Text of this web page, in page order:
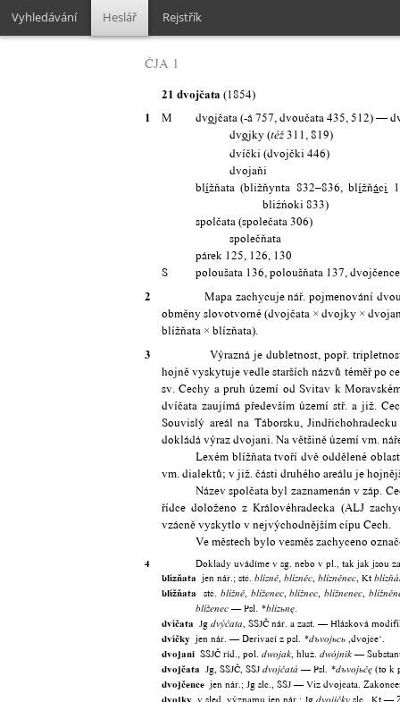
Vyhledávání Heslář Rejstřík
ČJA 1
21 dvojčata (1854)
1
M dvojčata (-á 757, dvoučata 435, 512) —
dvojky (též311, 819)
dvíčki (dvojčki 446)
dvojaňi
blížňata (bližňynta 832–836, blížňáci
bliźńoki 833)
spolčata (společata 306)
společňata
párek 125, 126, 130
S
poloušata 136, poloušňata 137,
2 Mapa zachycuje nář. pojmenování dvou
obměny slovotvorné (dvojčata × dvojky ×
blížňata × blízňata).
3 Výrazná je dubletnost, popř. tripletnost
hojně vyskytuje vedle starších názvů téměř po
sv. Čechy a pruh území od Svitav k
dvíčata zaujímá především území stř. a již.
Souvislý areál na Táborsku,
dokládá výraz dvojani. Na většině území vm.
Lexém blížňata tvoří dvě oddělené
vm. dialektů; v již. části druhého areálu je
Název spolčata byl zaznamenán v záp.
řídce doloženo z Královéhradecka (ALJ
vzácně vyskytlo v nejvýchodnějším cípu Čech.
Ve městech bylo vesměs zachyceno
4 Doklady uvádíme v sg. nebo v pl., tak jak jsou
blízňata jen nář.; stč. blízně, blízněc, blízněnec, Kt
blížňata stč. blížně, blíženec,blížnec ,blížnenec ,
blíženec— Psl. *blizьnę.
dvíčata Jg dvýčata
, SSJČ nář. a zast. — Hlásková
dvíčkyjen nář. — Derivací z psl. *dъvojьcь,dvojče‘.
dvojaniSSJČ říd., pol. dwojak, hluž. dwójnik—
dvojčata Jg, SSJČ, SSJ dvojčatá — Psl. *dъvojьčę(to k
dvojčencejen nář.; Jg slc., SSJ — Viz dvojčata.
dvojkyv sled. významu jen nář.; Jg
slc., Kt —